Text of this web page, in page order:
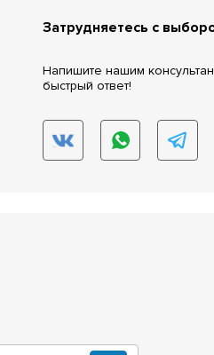
Затрудняетесь с
Напишите нашим
быстрый ответ!